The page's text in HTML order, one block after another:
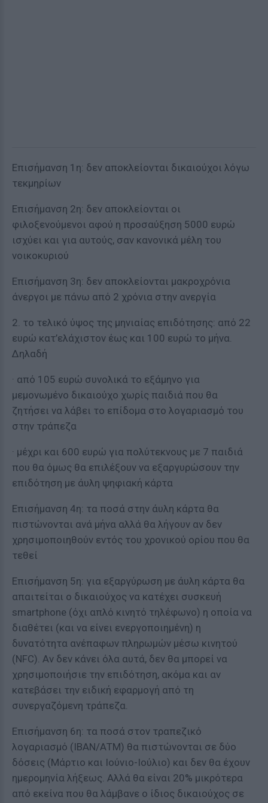
Επισήμανση 1η: δεν αποκλείονται δικαιούχοι λόγω
τεκμηρίων
Επισήμανση 2η: δεν αποκλείονται οι
φιλοξενούμενοι αφού η προσαύξηση 5000 ευρώ
ισχύει και για αυτούς, σαν κανονικά μέλη του
νοικοκυριού
Επισήμανση 3η: δεν αποκλείονται μακροχρόνια
άνεργοι με πάνω από 2 χρόνια στην ανεργία
2. το τελικό ύψος της μηνιαίας επιδότησης: από 22
ευρώ κατ’ελάχιστον έως και 100 ευρώ το μήνα.
Δηλαδή
· από 105 ευρώ συνολικά το εξάμηνο για
μεμονωμένο δικαιούχο χωρίς παιδιά που θα
ζητήσει να λάβει το επίδομα στο λογαριασμό του
στην τράπεζα
· μέχρι και 600 ευρώ για πολύτεκνους με 7 παιδιά
που θα όμως θα επιλέξουν να εξαργυρώσουν την
επιδότηση με άυλη ψηφιακή κάρτα
Επισήμανση 4η: τα ποσά στην άυλη κάρτα θα
πιστώνονται ανά μήνα αλλά θα λήγουν αν δεν
χρησιμοποιηθούν εντός του χρονικού ορίου που θα
τεθεί
Επισήμανση 5η: για εξαργύρωση με άυλη κάρτα θα
απαιτείται ο δικαιούχος να κατέχει συσκευή
smartphone (όχι απλό κινητό τηλέφωνο) η οποία να
διαθέτει (και να είνει ενεργοποιημένη) η
δυνατότητα ανέπαφων πληρωμών μέσω κινητού
(NFC). Αν δεν κάνει όλα αυτά, δεν θα μπορεί να
χρησιμοποιήσιε την επιδότηση, ακόμα και αν
κατεβάσει την ειδική εφαρμογή από τη
συνεργαζόμενη τράπεζα.
Επισήμανση 6η: τα ποσά στον τραπεζικό
λογαριασμό (ΙΒΑΝ/ΑΤΜ) θα πιστώνονται σε δύο
δόσεις (Μάρτιο και Ιούνιο-Ιούλιο) και δεν θα έχουν
ημερομηνία λήξεως. Αλλά θα είναι 20% μικρότερα
από εκείνα που θα λάμβανε ο ίδιος δικαιούχος σε